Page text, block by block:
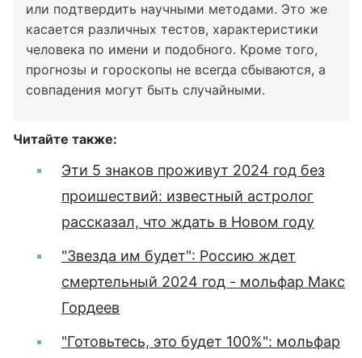
или подтвердить научными методами. Это же
касается различных тестов, характеристики
человека по имени и подобного. Кроме того,
прогнозы и гороскопы не всегда сбываются, а
совпадения могут быть случайными.
Читайте также:
Эти 5 знаков проживут 2024 год без
проишествий: известный астролог
рассказал, что ждать в Новом году
"Звезда им будет": Россию ждет
смертельный 2024 год - мольфар Макс
Гордеев
"Готовьтесь, это будет 100%": мольфар